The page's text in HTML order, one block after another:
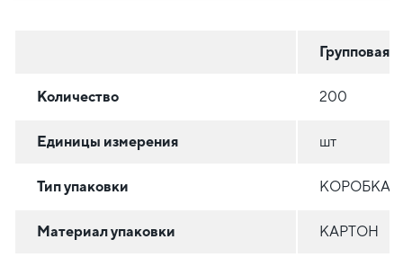
Групповая
Количество 200
Единицы измерения шт
Тип упаковки КОРОБКА/
Материал упаковки КАРТОН